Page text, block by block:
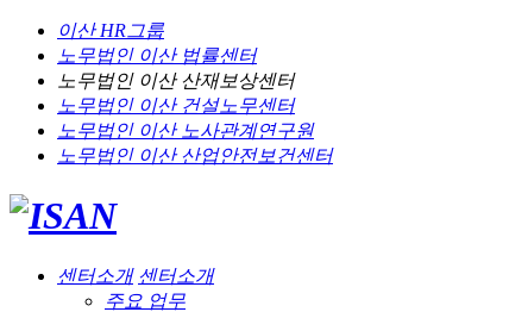
이산 HR그룹
노무법인 이산법률센터
노무법인 이산산재보상센터
노무법인 이산건설노무센터
노무법인 이산노사관계연구원
노무법인 이산산업안전보건센터
센터소개 센터소개
주요 업무